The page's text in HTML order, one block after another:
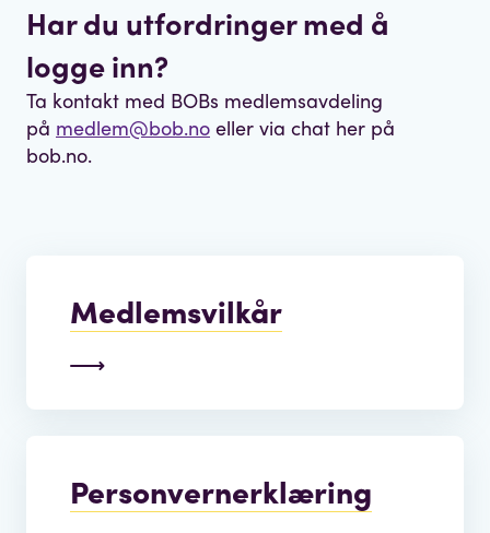
Har du utfordringer med å
logge inn?
Ta kontakt med BOBs medlemsavdeling
på medlem@bob.no eller via chat her på
bob.no.
Medlemsvilkår
Personvernerklæring